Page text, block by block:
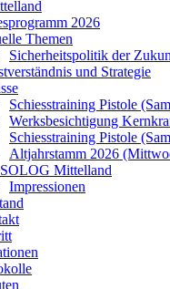
2026
Themen
Sicherheitspolitik der
und Strategie
Schiesstraining Pistole
Werksbesichtigung
Schiesstraining Pistole
Altjahrstamm 2026
Mittelland
Impressionen